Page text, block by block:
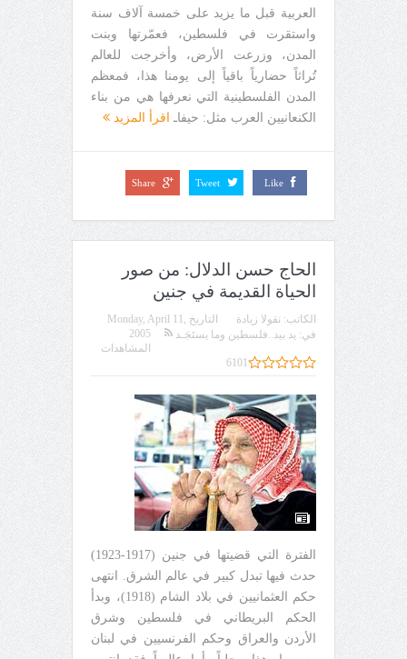
العربية قبل ما يزيد على خمسة آلاف سنة
واستقرت في فلسطين، فعمّرتها وبنت
المدن، وزرعت الأرض، وأخرجت للعالم
تُراثاً حضارياً باقياً إلى يومنا هذا، فمعظم
المدن الفلسطينية التي نعرفها هي من بناء
الكنعانيين العرب مثل: حيفاـ اقرأ المزيد
Like
Tweet
Share
الحاج حسن الدلال: من صور
الحياة القديمة في جنين
الكاتب: نقولا زيادة التاريخ Monday, April 11,
2005
في: يد بيد..فلسطين وما يستَجَـد
المشاهدات
6101
الفترة التي قضيتها في جنين (1917-1923)
حدث فيها تبدل كبير في عالم الشرق. انتهى
حكم العثمانيين في بلاد الشام (1918)، وبدأ
الحكم البريطاني في فلسطين وشرق
الأردن والعراق وحكم الفرنسيين في لبنان